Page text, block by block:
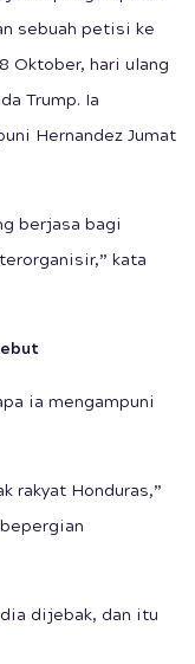
sebuah petisi ke
Oktober, hari ulang
Trump. Ia
Hernandez Jumat
berjasa bagi
kata
ia mengampuni
rakyat Honduras,”
dijebak, dan itu